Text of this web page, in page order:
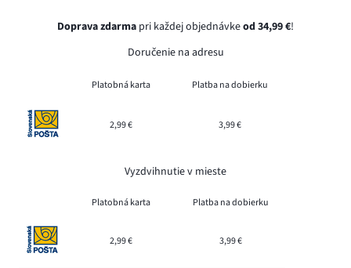
Doprava zdarma pri každej objednávkeod 34,99 €!
Doručenie na adresu
Platobná karta Platba na dobierku
2,99 € 3,99 €
Vyzdvihnutie v mieste
Platobná karta Platba na dobierku
2,99 € 3,99 €